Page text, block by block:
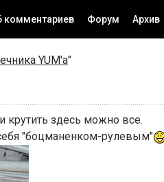
комментариев Форум Архив
YUM'а"
крутить здесь можно все.
"боцманенком-рулевым"